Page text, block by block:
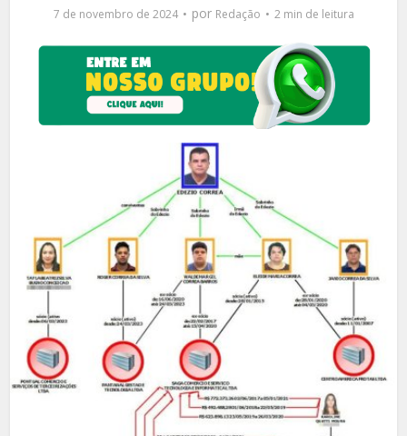
7 de novembro de 2024 por Redação 2 min de leitura